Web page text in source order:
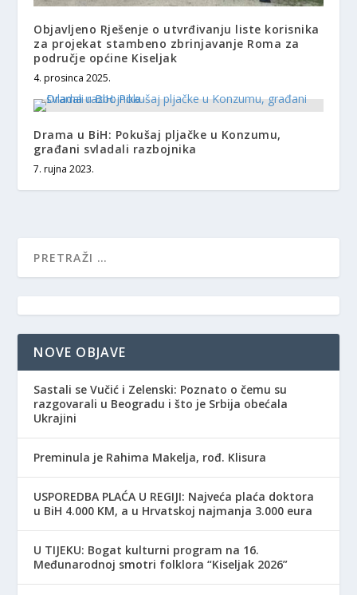
Objavljeno Rješenje o utvrđivanju liste korisnika
za projekat stambeno zbrinjavanje Roma za
područje općine Kiseljak
4. prosinca 2025.
Drama u BiH: Pokušaj pljačke u Konzumu,
građani svladali razbojnika
7. rujna 2023.
NOVE OBJAVE
Sastali se Vučić i Zelenski: Poznato o čemu su
razgovarali u Beogradu i što je Srbija obećala
Ukrajini
Preminula je Rahima Makelja, rođ. Klisura
USPOREDBA PLAĆA U REGIJI: Najveća plaća doktora
u BiH 4.000 KM, a u Hrvatskoj najmanja 3.000 eura
​U TIJEKU: Bogat kulturni program na 16.
Međunarodnoj smotri folklora “Kiseljak 2026”